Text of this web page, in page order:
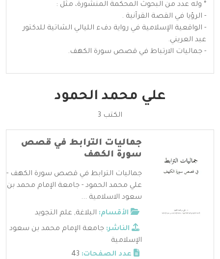
* وله عدد من البحوث المحكمة المنشورة، مثل :
- الرؤيا في القصة القرآنية .
- الواقعية الإسلامية في رواية دفء الليالي الشاتية للدكتور
عبد العريني.
- جماليات الارتباط في قصص سورة الكهف.
علي محمد الحمود
الكتب 3
جماليات الترابط في قصص
سورة الكهف
جماليات الترابط في قصص سورة الكهف -
علي محمد الحمود - جامعة الإمام محمد بن
سعود الاسلامية ...
الأقسام: البلاغة, علم التجويد
الناشر: جامعة الإمام محمد بن سعود
الإسلامية
عدد الصفحات: